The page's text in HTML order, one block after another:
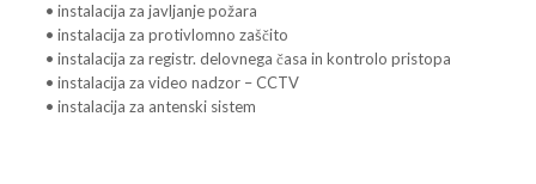
• instalacija za javljanje požara
• instalacija za protivlomno zaščito
• instalacija za registr. delovnega časa in kontrolo pristopa
• instalacija za video nadzor – CCTV
• instalacija za antenski sistem